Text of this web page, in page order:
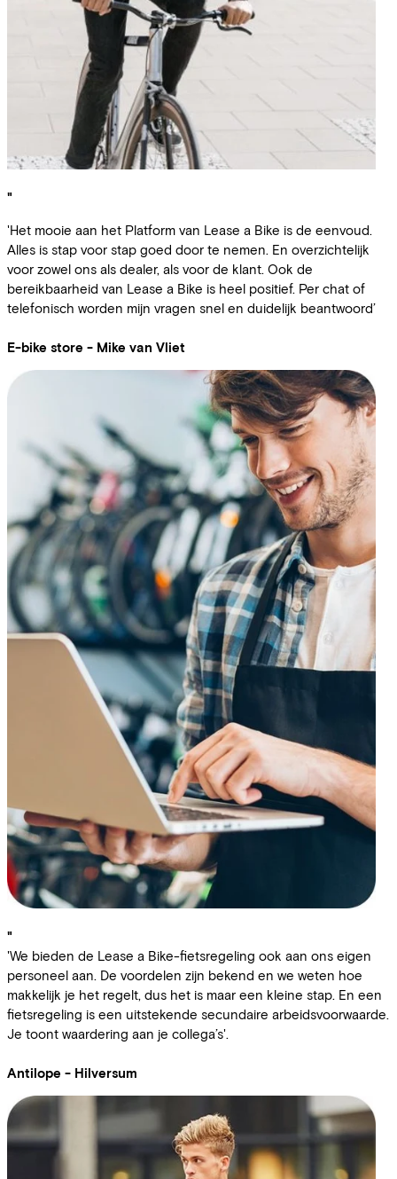
"
'Het mooie aan het Platform van Lease a Bike is de eenvoud.
Alles is stap voor stap goed door te nemen. En overzichtelijk
voor zowel ons als dealer, als voor de klant. Ook de
bereikbaarheid van Lease a Bike is heel positief. Per chat of
telefonisch worden mijn vragen snel en duidelijk beantwoord’
E-bike store - Mike van Vliet
"
'We bieden de Lease a Bike-fietsregeling ook aan ons eigen
personeel aan. De voordelen zijn bekend en we weten hoe
makkelijk je het regelt, dus het is maar een kleine stap. En een
fietsregeling is een uitstekende secundaire arbeidsvoorwaarde.
Je toont waardering aan je collega’s'.
Antilope - Hilversum